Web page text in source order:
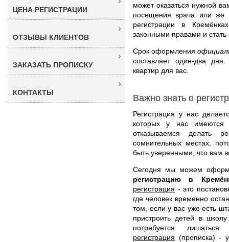
может оказаться нужной
посещения врача или же
регистрации в
законными правами и
Срок оформления
составляет один-два
квартир для вас.
Важно знать о
Регистрация у нас
которых у нас имеются
отказываемся делать
сомнительных местах,
быть уверенными, что вам
Сегодня мы можем
регистрацию в
регистрация - это
где человек временно
том, если у вас уже есть
пристроить детей в
потребуется
регистрация (прописка) -
ЦЕНА РЕГИСТРАЦИИ
ОТЗЫВЫ КЛИЕНТОВ
ЗАКАЗАТЬ ПРОПИСКУ
КОНТАКТЫ